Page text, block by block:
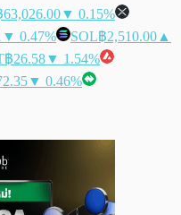
63,026.00▼ 0.15%
▼ 0.47% SOL฿2,510.00 ▲
฿26.58▼ 1.54%
▼ 0.46%